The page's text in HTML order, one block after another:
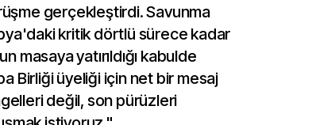
gerçekleştirdi. Savunma
kritik dörtlü sürece kadar
masaya yatırıldığı kabulde
Birliği üyeliği için net bir mesaj
değil, son pürüzleri